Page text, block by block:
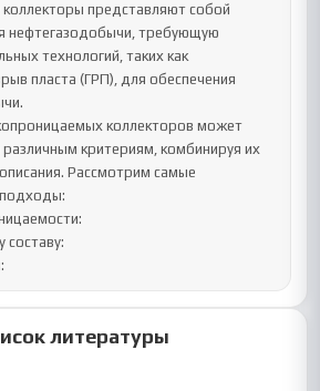
представляют собой
нефтегазодобычи, требующую
технологий, таких как
пласта (ГРП), для обеспечения
коллекторов может
критериям, комбинируя их
Рассмотрим самые
составу:
литературы